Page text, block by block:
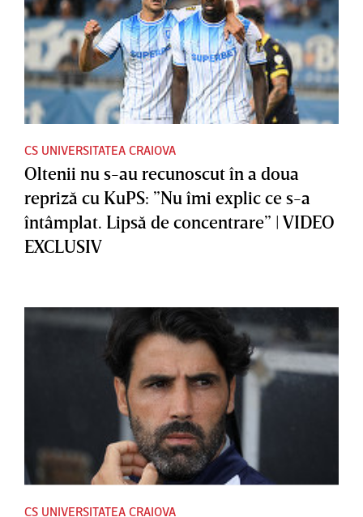
CS UNIVERSITATEA CRAIOVA
Oltenii nu s-au recunoscut în a doua
repriză cu KuPS: ”Nu îmi explic ce s-a
întâmplat. Lipsă de concentrare” | VIDEO
EXCLUSIV
CS UNIVERSITATEA CRAIOVA